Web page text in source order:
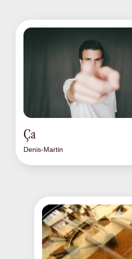
Ça
Denis-Martin